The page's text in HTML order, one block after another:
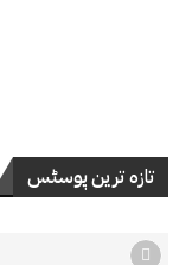
تازہ ترین پوسٹس